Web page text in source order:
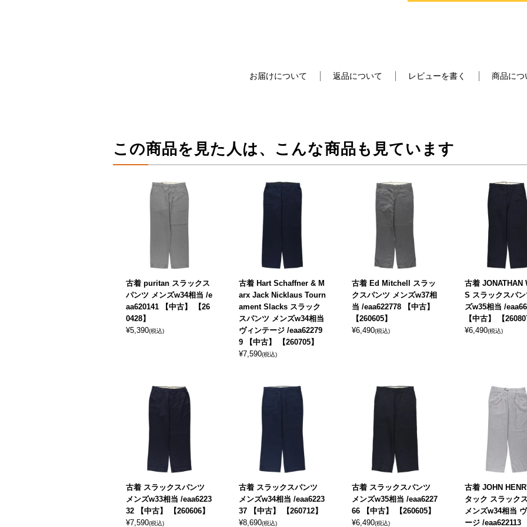
お届けについて 返品について レビューを書く 商品につ
この商品を見た人は、こんな商品も見ています
古着 puritan スラックス
パンツ メンズw34相当 /e
aa620141 【中古】 【26
0428】
¥5,390(税込)
古着 Hart Schaffner & M
arx Jack Nicklaus Tourn
ament Slacks スラック
スパンツ メンズw34相当
ヴィンテージ /eaa62279
9 【中古】 【260705】
¥7,590(税込)
古着 Ed Mitchell スラッ
クスパンツ メンズw37相
当 /eaa622778 【中古】
【260605】
¥6,490(税込)
古着 JONATHAN
S スラックスパ
ズw35相当 /
【中古】 【
¥6,490(税込)
古着 スラックスパンツ
メンズw33相当 /eaa6223
32 【中古】 【260606】
¥7,590(税込)
古着 スラックスパンツ
メンズw34相当 /eaa6223
37 【中古】 【260712】
¥8,690(税込)
古着 スラックスパンツ
メンズw35相当 /eaa6227
66 【中古】 【260605】
¥6,490(税込)
古着 JOHN
タック スラック
メンズw34相当
ージ /eaa622113